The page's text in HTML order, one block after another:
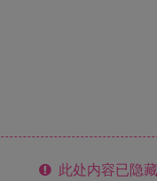
此处内容已隐